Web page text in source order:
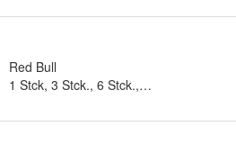
Red Bull